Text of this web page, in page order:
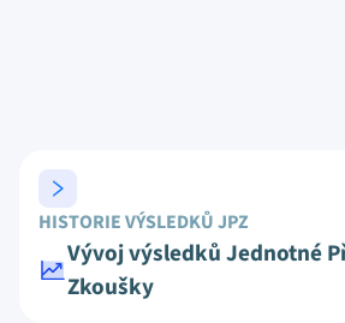
HISTORIE VÝSLEDKŮ JPZ
Vývoj výsledků Jednotné
Zkoušky